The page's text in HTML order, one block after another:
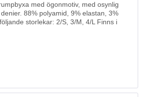
med ögonmotiv, med osynlig
88% polyamid, 9% elastan, 3%
storlekar: 2/S, 3/M, 4/L Finns i